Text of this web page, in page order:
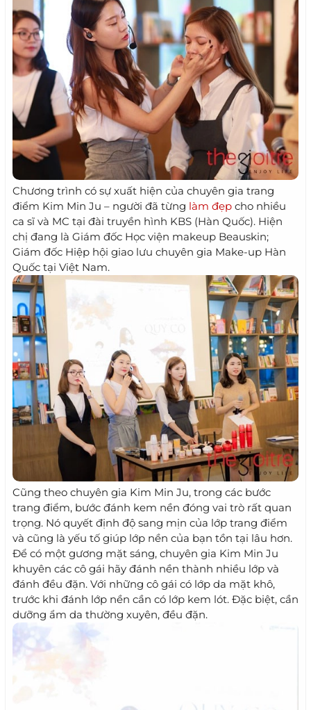
Chương trình có sự xuất hiện của chuyên gia trang
điểm Kim Min Ju – người đã từng làm đẹp cho nhiều
ca sĩ và MC tại đài truyền hình KBS (Hàn Quốc). Hiện
chị đang là Giám đốc Học viện makeup Beauskin;
Giám đốc Hiệp hội giao lưu chuyên gia Make-up Hàn
Quốc tại Việt Nam.
Cũng theo chuyên gia Kim Min Ju, trong các bước
trang điểm, bước đánh kem nền đóng vai trò rất quan
trọng. Nó quyết định độ sang mịn của lớp trang điểm
và cũng là yếu tố giúp lớp nền của bạn tồn tại lâu hơn.
Để có một gương mặt sáng, chuyên gia Kim Min Ju
khuyên các cô gái hãy đánh nền thành nhiều lớp và
đánh đều đặn. Với những cô gái có lớp da mặt khô,
trước khi đánh lớp nền cần có lớp kem lót. Đặc biệt, cần
dưỡng ẩm da thường xuyên, đều đặn.